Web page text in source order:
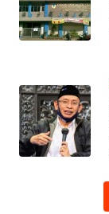
WN
LABUHANBATU
TAPANULI
TENGAH
WN DELI
SERDANG